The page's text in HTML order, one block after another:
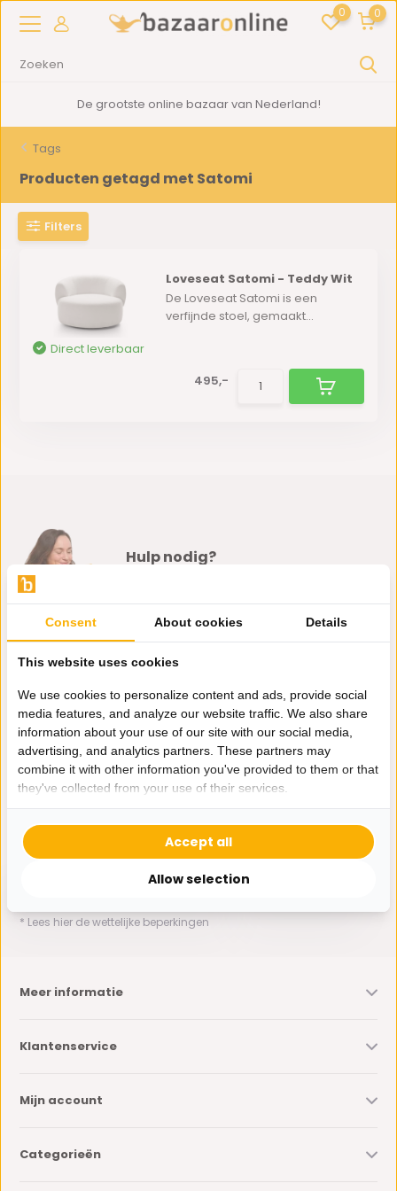
0 0
De grootste online bazaar van Nederland!
Tags
Producten getagd met Satomi
Filters
Loveseat Satomi - Teddy Wit
De Loveseat Satomi is een
verfijnde stoel, gemaakt...
Direct leverbaar
495,-
Hulp nodig?
Whatsapp ons
klantenservice@bazaaronline.nl
Ontvang de nieuwste aanbiedingen en promoties. We zullen
je niet spammen, beloofd.
* Lees hier de wettelijke beperkingen
Meer informatie
Klantenservice
Mijn account
Categorieën
Consent About cookies Details
This website uses cookies
We use cookies to personalize content and ads, provide social
media features, and analyze our website traffic. We also share
information about your use of our site with our social media,
advertising, and analytics partners. These partners may
combine it with other information you've provided to them or that
they've collected from your use of their services.
Allow selection
Accept all